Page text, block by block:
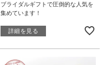
ブライダルギフトで圧倒的な人気を
集めています！
詳細を見る